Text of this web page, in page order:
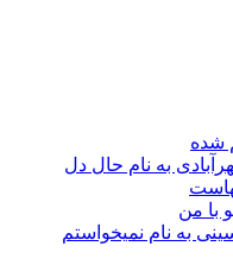
شده
به نام حال دل
با من
به نام نمیخواستم